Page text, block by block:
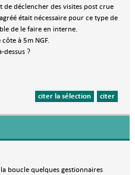
de déclencher des visites post crue
était nécessaire pour ce type de
de le faire en interne.
à 5m NGF.
dessus ?
citer
citer la sélection
boucle quelques gestionnaires